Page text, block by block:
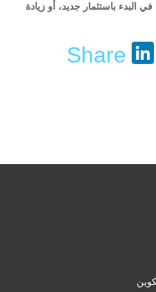
البدء باستثمار جديد، أو زيادة
Facebook
LinkedIn
Share